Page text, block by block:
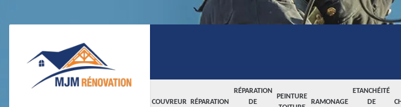
COUVREUR
RÉPARATION
RÉPARATION
DE
PEINTURE
RAMONAGE
ETANCHÉITÉ
DE